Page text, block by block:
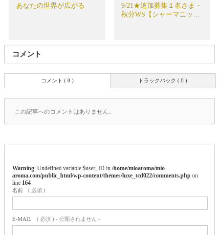
あなたの世界が広がる
9/21★追加募集１名さま・
秋分WS【シャーマニッ…
コメント
トラックバック ( 0 )
コメント ( 0 )
この記事へのコメントはありません。
Warning : Undefined variable $user_ID in /home/mioaroma/mio-
aroma.com/public_html/wp-content/themes/luxe_tcd022/comments.phpon
line 164
名前 ( 必須 )
E-MAIL ( 必須 ) - 公開されません -